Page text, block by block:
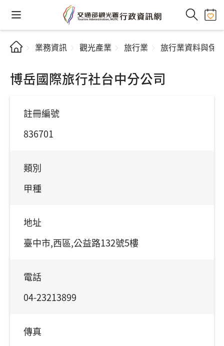
業務資訊 觀光產業 旅行業 旅行業資料與保險
博岳國際旅行社台中分公司
註冊編號
836701
類別
甲種
地址
臺中市,西區,公益路132號5樓
電話
04-23213899
傳真